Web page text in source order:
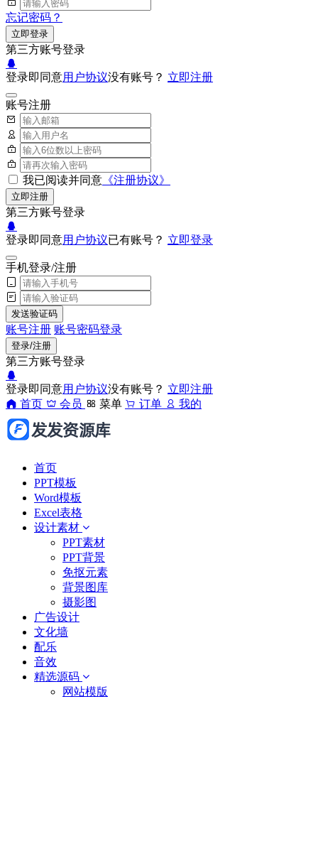
忘记密码？
立即登录
第三方账号登录
登录即同意用户协议没有账号？ 立即注册
账号注册
我已阅读并同意 《注册协议》
立即注册
第三方账号登录
登录即同意用户协议已有账号？ 立即登录
手机登录/注册
发送验证码
账号注册 账号密码登录
登录/注册
第三方账号登录
登录即同意用户协议没有账号？ 立即注册
首页
会员 菜单 订单 我的
首页
PPT模板
Word模板
Excel表格
设计素材
PPT素材
PPT背景
免抠元素
背景图库
摄影图
广告设计
文化墙
配乐
音效
精选源码
网站模版